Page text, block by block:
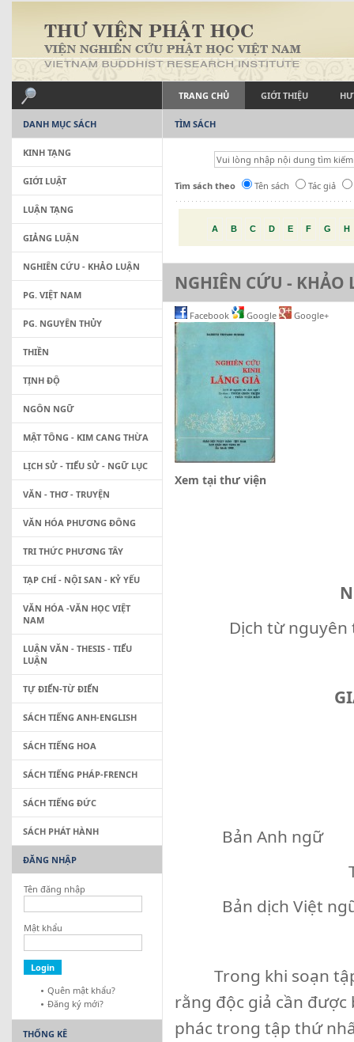
TRANG CHỦ GIỚI THIỆU
TÌM SÁCH
Tìm sách theo Tên sách Tác giả
A B C D E F G H
NGHIÊN CỨU - KHẢO
Facebook Google Google+
Xem tại thư viện
Dịch từ
Bản Anh ngữ :
Tái bản
Bản dịch Việt ngữ:
Trong khi soạn tập
rằng độc giả cần
phác trong tập thứ
DANH MỤC SÁCH
KINH TẠNG
GIỚI LUẬT
LUẬN TẠNG
GIẢNG LUẬN
NGHIÊN CỨU - KHẢO LUẬN
PG. VIỆT NAM
PG. NGUYÊN THỦY
THIỀN
TỊNH ĐỘ
NGÔN NGỮ
MẬT TÔNG - KIM CANG THỪA
LỊCH SỬ - TIỂU SỬ - NGỮ LỤC
VĂN - THƠ - TRUYỆN
VĂN HÓA PHƯƠNG ĐÔNG
TRI THỨC PHƯƠNG TÂY
TẠP CHÍ - NỘI SAN - KỶ YẾU
VĂN HÓA -VĂN HỌC VIỆT
NAM
LUẬN VĂN - THESIS - TIỂU
LUẬN
TỰ ĐIỂN-TỪ ĐIỂN
SÁCH TIẾNG ANH-ENGLISH
SÁCH TIẾNG HOA
SÁCH TIẾNG PHÁP-FRENCH
SÁCH TIẾNG ĐỨC
SÁCH PHÁT HÀNH
ĐĂNG NHẬP
Tên đăng nhập
Mật khẩu
Quên mật khẩu?
Đăng ký mới?
THỐNG KÊ